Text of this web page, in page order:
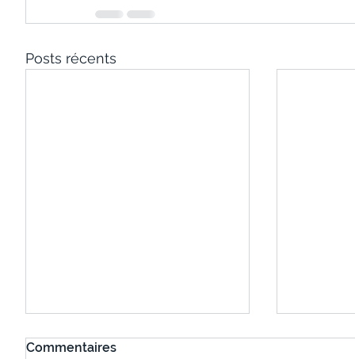
Posts récents
Commentaires